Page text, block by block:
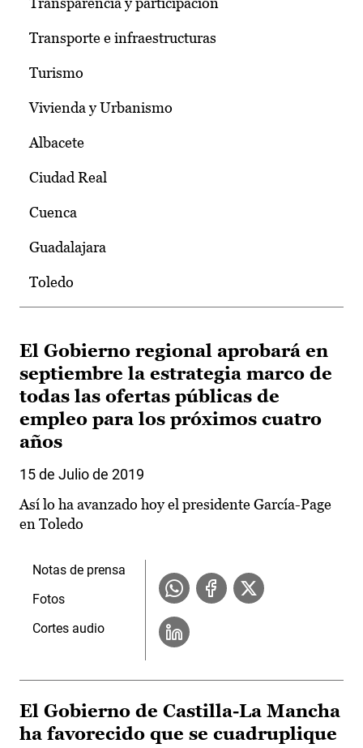
Transporte e infraestructuras
Turismo
Vivienda y Urbanismo
Albacete
Ciudad Real
Cuenca
Guadalajara
Toledo
El Gobierno regional aprobará en
septiembre la estrategia marco de
todas las ofertas públicas de
empleo para los próximos cuatro
años
15 de Julio de 2019
Así lo ha avanzado hoy el presidente García-Page
en Toledo
Notas de prensa
Fotos
Cortes audio
El Gobierno de Castilla-La Mancha
ha favorecido que se cuadruplique